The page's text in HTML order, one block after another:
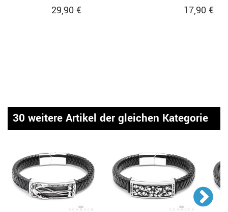
29,90 € 17,90 €
30 weitere Artikel der gleichen Kategorie